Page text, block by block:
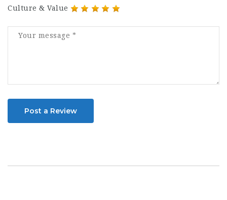
Culture & Value
Post a Review